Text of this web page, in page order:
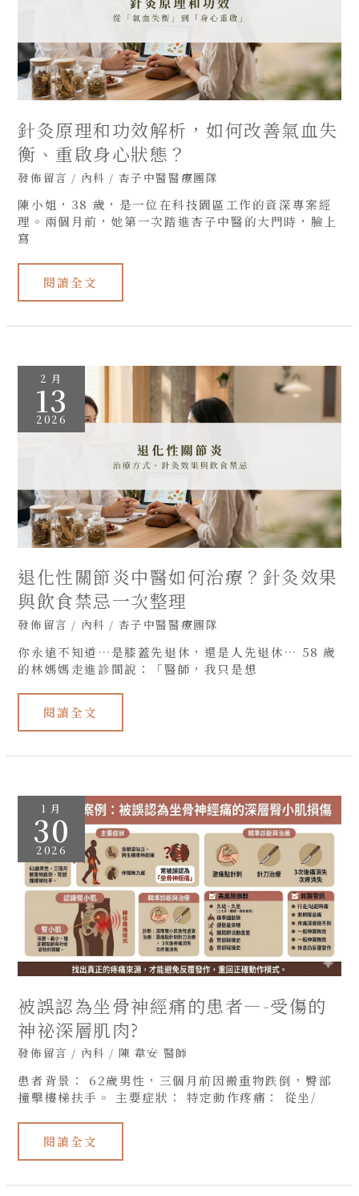
針灸原理和功效解析，如何改善氣血失
衡、重啟身心狀態？
發佈留言 / 內科 / 杏子中醫醫療團隊
陳小姐，38 歲，是一位在科技園區工作的資深專案經
理。兩個月前，她第一次踏進杏子中醫的大門時，臉上
寫
改
善
氣
血
失
衡、
啟
身
心
狀
態？
閱讀全文
2 月
13
2026
退化性關節炎中醫如何治療？針灸效果
與飲食禁忌一次整理
發佈留言 / 內科 / 杏子中醫醫療團隊
你永遠不知道…是膝蓋先退休，還是人先退休… 58 歲
的林媽媽走進診間說：「醫師，我只是想
退
化
性
關
節
炎
中
療？
針
灸
效
果
與
食
禁
忌
一
次
整
閱讀全文
1 月
30
2026
被誤認為坐骨神經痛的患者—-受傷的
神祕深層肌肉?
發佈留言 / 內科 / 陳 韋安 醫師
患者背景： 62歲男性，三個月前因搬重物跌倒，臀部
撞擊樓梯扶手。 主要症狀： 特定動作疼痛： 從坐/
被
誤
認
為
坐
骨
神
經
痛
的
者
—-
受
傷
神
深
層
肌
肉?
閱讀全文